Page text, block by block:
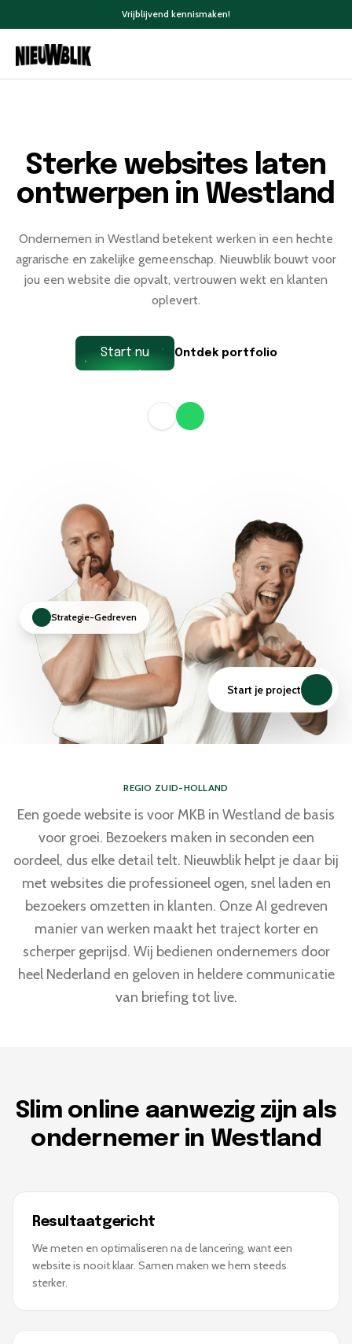
Vrijblijvend kennismaken!
Sterke websites laten
ontwerpen in Westland
Ondernemen in Westland betekent werken in een hechte
agrarische en zakelijke gemeenschap. Nieuwblik bouwt voor
jou een website die opvalt, vertrouwen wekt en klanten
oplevert.
Start nu Ontdek portfolio
Strategie-Gedreven
Start je project
REGIO ZUID-HOLLAND
Een goede website is voor MKB in Westland de basis
voor groei. Bezoekers maken in seconden een
oordeel, dus elke detail telt. Nieuwblik helpt je daar bij
met websites die professioneel ogen, snel laden en
bezoekers omzetten in klanten. Onze AI gedreven
manier van werken maakt het traject korter en
scherper geprijsd. Wij bedienen ondernemers door
heel Nederland en geloven in heldere communicatie
van briefing tot live.
Slim online aanwezig zijn als
ondernemer in Westland
Resultaatgericht
We meten en optimaliseren na de lancering, want een
website is nooit klaar. Samen maken we hem steeds
sterker.